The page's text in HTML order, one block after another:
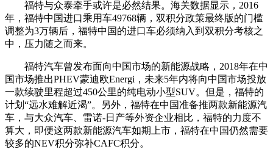
福特与众泰牵手或许是必然结果。海关数据显示，2016
年，福特中国进口乘用车49768辆，双积分政策最终版的门槛
调整为3万辆后，福特中国的进口车必须纳入到双积分考核之
中，压力随之而来。
福特汽车曾发布面向中国市场的新能源战略，2018年在中
国市场推出PHEV蒙迪欧Energi，未来5年内将向中国市场投放
一款续驶里程超过450公里的纯电动小型SUV。但是，福特的
计划“远水难解近渴”。另外，福特在中国准备推两款新能源汽
车，与大众汽车、雷诺-日产等外资企业相比，福特的力度不
算大，即便这两款新能源汽车如期上市，福特在中国仍然需要
较多的NEV积分弥补CAFC积分。